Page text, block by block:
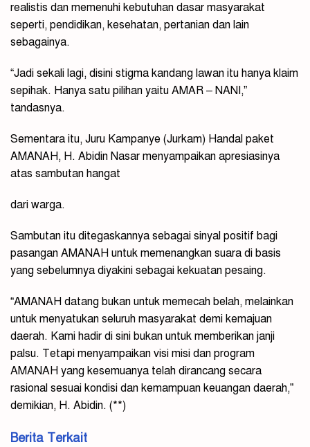
realistis dan memenuhi kebutuhan dasar masyarakat
seperti, pendidikan, kesehatan, pertanian dan lain
sebagainya.
“Jadi sekali lagi, disini stigma kandang lawan itu hanya klaim
sepihak. Hanya satu pilihan yaitu AMAR – NANI,”
tandasnya.
Sementara itu, Juru Kampanye (Jurkam) Handal paket
AMANAH, H. Abidin Nasar menyampaikan apresiasinya
atas sambutan hangat
dari warga.
Sambutan itu ditegaskannya sebagai sinyal positif bagi
pasangan AMANAH untuk memenangkan suara di basis
yang sebelumnya diyakini sebagai kekuatan pesaing.
“AMANAH datang bukan untuk memecah belah, melainkan
untuk menyatukan seluruh masyarakat demi kemajuan
daerah. Kami hadir di sini bukan untuk memberikan janji
palsu. Tetapi menyampaikan visi misi dan program
AMANAH yang kesemuanya telah dirancang secara
rasional sesuai kondisi dan kemampuan keuangan daerah,”
demikian, H. Abidin. (**)
Berita Terkait